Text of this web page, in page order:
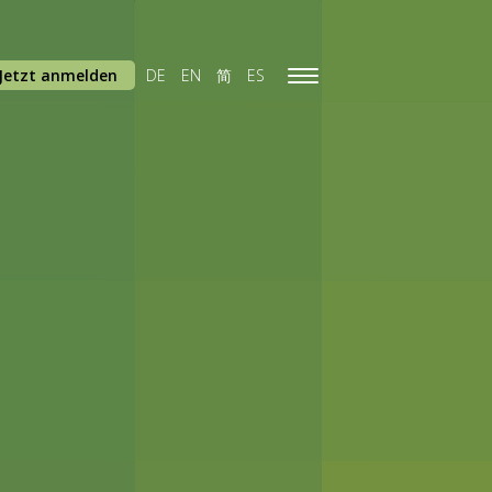
Toggle
anmelden DE EN 简 ES